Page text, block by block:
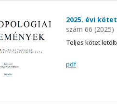
2025. évi kötet
szám 66 (2025)
Teljes kötet
pdf